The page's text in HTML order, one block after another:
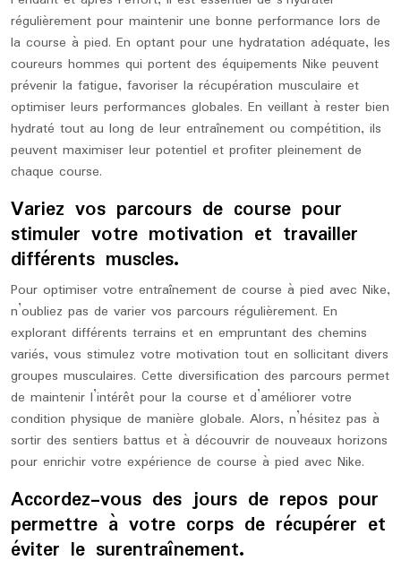
régulièrement pour maintenir une bonne performance lors de
la course à pied. En optant pour une hydratation adéquate, les
coureurs hommes qui portent des équipements Nike peuvent
prévenir la fatigue, favoriser la récupération musculaire et
optimiser leurs performances globales. En veillant à rester bien
hydraté tout au long de leur entraînement ou compétition, ils
peuvent maximiser leur potentiel et profiter pleinement de
chaque course.
Variez vos parcours de course pour
stimuler votre motivation et travailler
différents muscles.
Pour optimiser votre entraînement de course à pied avec Nike,
n’oubliez pas de varier vos parcours régulièrement. En
explorant différents terrains et en empruntant des chemins
variés, vous stimulez votre motivation tout en sollicitant divers
groupes musculaires. Cette diversification des parcours permet
de maintenir l’intérêt pour la course et d’améliorer votre
condition physique de manière globale. Alors, n’hésitez pas à
sortir des sentiers battus et à découvrir de nouveaux horizons
pour enrichir votre expérience de course à pied avec Nike.
Accordez-vous des jours de repos pour
permettre à votre corps de récupérer et
éviter le surentraînement.